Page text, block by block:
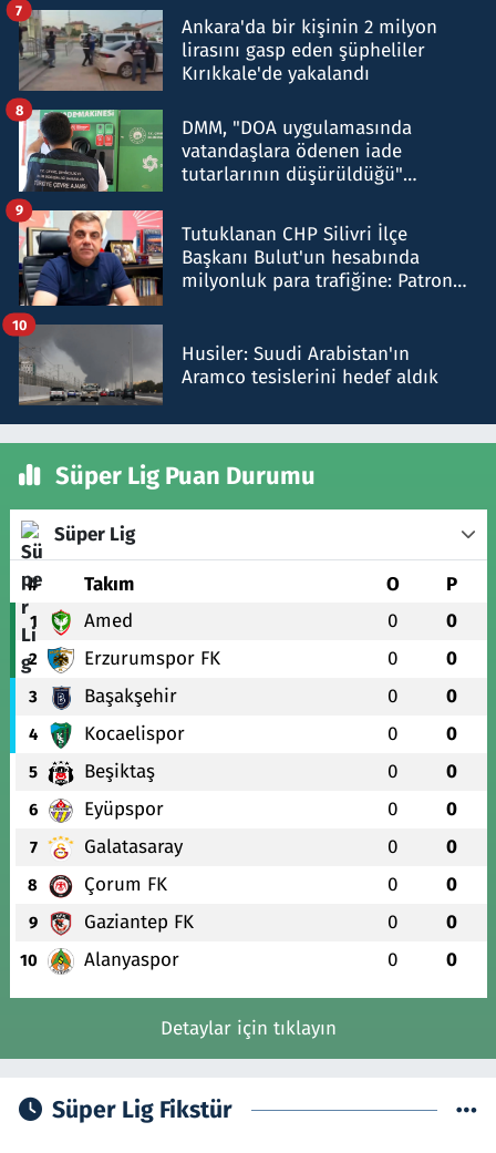
Ankara'da bir kişinin 2 milyon
lirasını gasp eden şüpheliler
Kırıkkale'de yakalandı
7
DMM, "DOA uygulamasında
vatandaşlara ödenen iade
tutarlarının düşürüldüğü"
8
Tutuklanan CHP Silivri İlçe
Başkanı Bulut'un hesabında
milyonluk para trafiğine: Patron
9
Husiler: Suudi Arabistan'ın
Aramco tesislerini hedef aldık
10
Süper Lig Puan Durumu
Süper Lig
# Takım O P
1 Amed 0 0
2 Erzurumspor FK 0 0
3 Başakşehir 0 0
4 Kocaelispor 0 0
5 Beşiktaş 0 0
6 Eyüpspor 0 0
7 Galatasaray 0 0
8 Çorum FK 0 0
9 Gaziantep FK 0 0
10 Alanyaspor 0 0
Detaylar için tıklayın
Süper Lig Fikstür